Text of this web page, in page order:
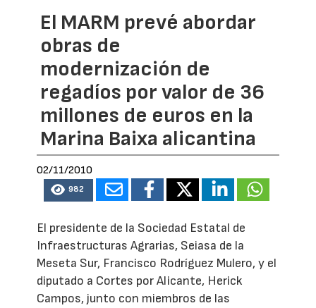
El MARM prevé abordar
obras de
modernización de
regadíos por valor de 36
millones de euros en la
Marina Baixa alicantina
02/11/2010
982
El presidente de la Sociedad Estatal de
Infraestructuras Agrarias, Seiasa de la
Meseta Sur, Francisco Rodríguez Mulero, y el
diputado a Cortes por Alicante, Herick
Campos, junto con miembros de las